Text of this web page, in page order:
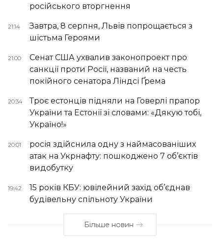
російського вторгнення
21:14
Завтра, 8 серпня, Львів попрощається з
шістьма Героями
21:00
Сенат США ухвалив законопроект про
санкції проти Росії, названий на честь
покійного сенатора Ліндсі Ґрема
20:34
Троє естонців підняли на Говерлі прапор
України та Естонії зі словами: «Дякую тобі,
Україно!»
20:01
росія здійснила одну з наймасованіших
атак на Укрнафту: пошкоджено 7 об’єктів
видобутку
19:42
15 років КБУ: ювілейний захід об’єднав
будівельну спільноту України
Більше новин